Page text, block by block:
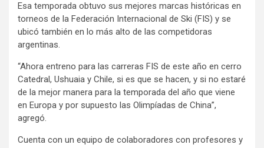
Esa temporada obtuvo sus mejores marcas históricas en
torneos de la Federación Internacional de Ski (FIS) y se
ubicó también en lo más alto de las competidoras
argentinas.
“Ahora entreno para las carreras FIS de este año en cerro
Catedral, Ushuaia y Chile, si es que se hacen, y si no estaré
de la mejor manera para la temporada del año que viene
en Europa y por supuesto las Olimpíadas de China”,
agregó.
Cuenta con un equipo de colaboradores con profesores y